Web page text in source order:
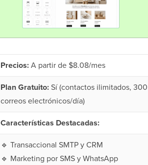
Precios:A partir de $8.08/mes
Plan Gratuito:Sí (contactos ilimitados, 300
correos electrónicos/día)
Características Destacadas:
🔹 Transaccional SMTP y CRM
🔹 Marketing por SMS y WhatsApp